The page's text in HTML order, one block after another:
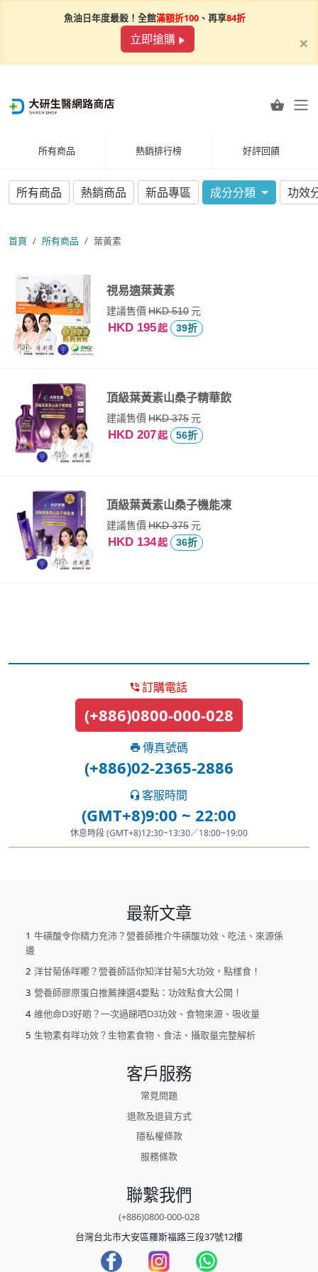
魚油日年度最殺！全館滿額折100 、再享84折
立即搶購 ×
所有商品 熱銷排行榜 好評回饋
所有商品 熱銷商品 新品專區 成分分類 功效
首頁 所有商品 葉黃素
視易適葉黃素
建議售價HKD 510元
HKD 195起 39折
頂級葉黃素山桑子精華飲
建議售價HKD 375元
HKD 207起 56折
頂級葉黃素山桑子機能凍
建議售價HKD 375元
HKD 134起 36折
訂購電話
(+886)0800-000-028
傳真號碼
(+886)02-2365-2886
客服時間
(GMT+8)9:00 ~ 22:00
休息時段 (GMT+8)12:30~13:30／18:00~19:00
最新文章
牛磺酸令你精力充沛？營養師推介牛磺酸功效、吃法、來源係
邊
洋甘菊係咩嚟？營養師話你知洋甘菊5大功效，點樣食！
營養師膠原蛋白推薦揀選4要點：功效點食大公開！
維他命D3好啲？一次過睇哂D3功效、食物來源、吸收量
生物素有咩功效？生物素食物、食法、攝取量完整解析
客戶服務
常見問題
退款及退貨方式
隱私權條款
服務條款
聯繫我們
(+886)0800-000-028
台灣台北市大安區羅斯福路三段37號12樓